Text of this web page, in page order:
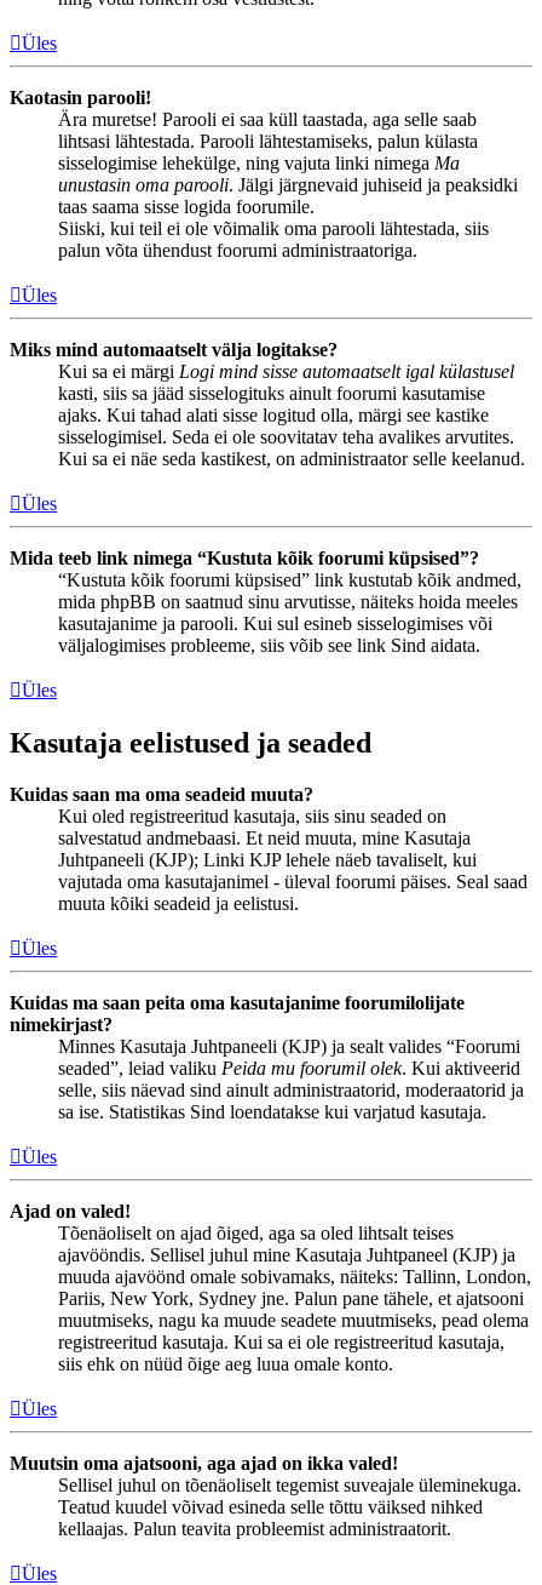
Üles
Kaotasin parooli!
Ära muretse! Parooli ei saa küll taastada, aga selle saab
lihtsasi lähtestada. Parooli lähtestamiseks, palun külasta
sisselogimise lehekülge, ning vajuta linki nimega Ma
unustasin oma parooli. Jälgi järgnevaid juhiseid ja peaksidki
taas saama sisse logida foorumile.
Siiski, kui teil ei ole võimalik oma parooli lähtestada, siis
palun võta ühendust foorumi administraatoriga.
Üles
Miks mind automaatselt välja logitakse?
Kui sa ei märgi Logi mind sisse automaatselt igal külastusel
kasti, siis sa jääd sisselogituks ainult foorumi kasutamise
ajaks. Kui tahad alati sisse logitud olla, märgi see kastike
sisselogimisel. Seda ei ole soovitatav teha avalikes arvutites.
Kui sa ei näe seda kastikest, on administraator selle keelanud.
Üles
Mida teeb link nimega “Kustuta kõik foorumi küpsised”?
“Kustuta kõik foorumi küpsised” link kustutab kõik andmed,
mida phpBB on saatnud sinu arvutisse, näiteks hoida meeles
kasutajanime ja parooli. Kui sul esineb sisselogimises või
väljalogimises probleeme, siis võib see link Sind aidata.
Üles
Kasutaja eelistused ja seaded
Kuidas saan ma oma seadeid muuta?
Kui oled registreeritud kasutaja, siis sinu seaded on
salvestatud andmebaasi. Et neid muuta, mine Kasutaja
Juhtpaneeli (KJP); Linki KJP lehele näeb tavaliselt, kui
vajutada oma kasutajanimel - üleval foorumi päises. Seal saad
muuta kõiki seadeid ja eelistusi.
Üles
Kuidas ma saan peita oma kasutajanime foorumilolijate
nimekirjast?
Minnes Kasutaja Juhtpaneeli (KJP) ja sealt valides “Foorumi
seaded”, leiad valiku Peida mu foorumil olek. Kui aktiveerid
selle, siis näevad sind ainult administraatorid, moderaatorid ja
sa ise. Statistikas Sind loendatakse kui varjatud kasutaja.
Üles
Ajad on valed!
Tõenäoliselt on ajad õiged, aga sa oled lihtsalt teises
ajavööndis. Sellisel juhul mine Kasutaja Juhtpaneel (KJP) ja
muuda ajavöönd omale sobivamaks, näiteks: Tallinn, London,
Pariis, New York, Sydney jne. Palun pane tähele, et ajatsooni
muutmiseks, nagu ka muude seadete muutmiseks, pead olema
registreeritud kasutaja. Kui sa ei ole registreeritud kasutaja,
siis ehk on nüüd õige aeg luua omale konto.
Üles
Muutsin oma ajatsooni, aga ajad on ikka valed!
Sellisel juhul on tõenäoliselt tegemist suveajale üleminekuga.
Teatud kuudel võivad esineda selle tõttu väiksed nihked
kellaajas. Palun teavita probleemist administraatorit.
Üles